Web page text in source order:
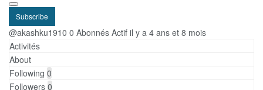
Subscribe
@akashku1910 0 Abonnés Actif il y a 4 ans et 8 mois
Activités
About
Following 0
Followers 0